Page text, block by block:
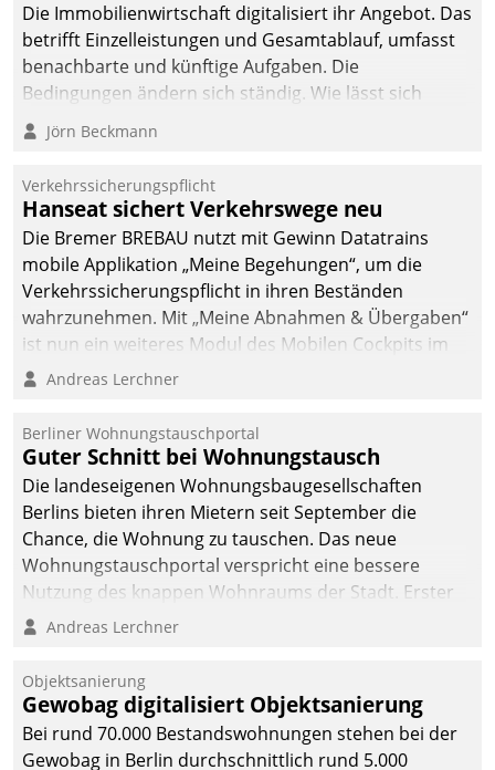
Die Immobilienwirtschaft digitalisiert ihr Angebot. Das
betrifft Einzelleistungen und Gesamtablauf, umfasst
benachbarte und künftige Aufgaben. Die
Bedingungen ändern sich ständig. Wie lässt sich
technisch die Kontrolle wahren und zugleich Freiraum
fürs Wachsen öffnen?
Jörn Beckmann
Verkehrssicherungspflicht
Hanseat sichert Verkehrswege neu
Die Bremer BREBAU nutzt mit Gewinn Datatrains
mobile Applikation „Meine Begehungen“, um die
Verkehrssicherungspflicht in ihren Beständen
wahrzunehmen. Mit „Meine Abnahmen & Übergaben“
ist nun ein weiteres Modul des Mobilen Cockpits im
Einsatz.
Andreas Lerchner
Berliner Wohnungstauschportal
Guter Schnitt bei Wohnungstausch
Die landeseigenen Wohnungsbaugesellschaften
Berlins bieten ihren Mietern seit September die
Chance, die Wohnung zu tauschen. Das neue
Wohnungstauschportal verspricht eine bessere
Nutzung des knappen Wohnraums der Stadt. Erster
Anwendungsfall für Datatrains Lösung API-Hub mit
Unternehmen.
Andreas Lerchner
Objektsanierung
Gewobag digitalisiert Objektsanierung
Bei rund 70.000 Bestandswohnungen stehen bei der
Gewobag in Berlin durchschnittlich rund 5.000